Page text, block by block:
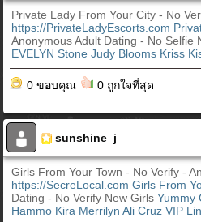
Private Lady From Your City - No
https://PrivateLadyEscorts.com
Anonymous Adult Dating - No Selfie
EVELYN Stone Judy Blooms Kriss
0 ขอบคุณ 0 ถูกใจที่สุด
sunshine_j
Girls From Your Town - No Verify -
https://SecreLocal.com Girls From
Dating - No Verify New GirlsYummy
Hammo Kira Merrilyn Ali Cruz VIP